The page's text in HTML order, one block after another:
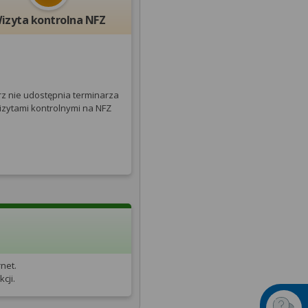
kontrolna NFZ
nie udostępnia terminarza
kontrolnymi na NFZ